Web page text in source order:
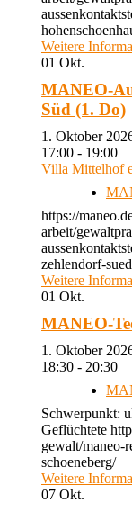
Weitere
01 Okt.
MANEO-
Süd (1. Do)
1. Oktober
17:00 - 19:00
Villa Mittelhof
https://
arbeit/
zehlendorf-
Weitere
01 Okt.
MANEO-
1. Oktober
18:30 - 20:30
Schwerpunkt:
Geflüchtete
gewalt/maneo-
schoeneberg/
Weitere
07 Okt.